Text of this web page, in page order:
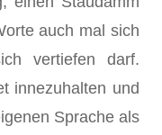
auch mal sich
vertiefen darf.
innezuhalten und
Sprache als